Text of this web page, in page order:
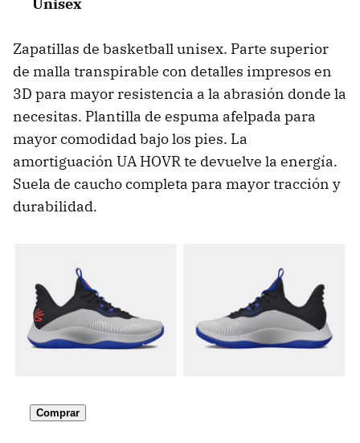
Zapatillas de basketball unisex. Parte superior
de malla transpirable con detalles impresos en
3D para mayor resistencia a la abrasión donde la
necesitas. Plantilla de espuma afelpada para
mayor comodidad bajo los pies. La
amortiguación UA HOVR te devuelve la energía.
Suela de caucho completa para mayor tracción y
durabilidad.
Comprar